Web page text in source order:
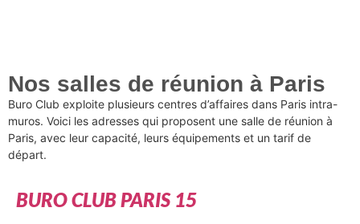
Nos salles de réunion à Paris
Buro Club exploite plusieurs centres d’affaires dans Paris intra-
muros. Voici les adresses qui proposent une salle de réunion à
Paris, avec leur capacité, leurs équipements et un tarif de
départ.
BURO CLUB PARIS 15